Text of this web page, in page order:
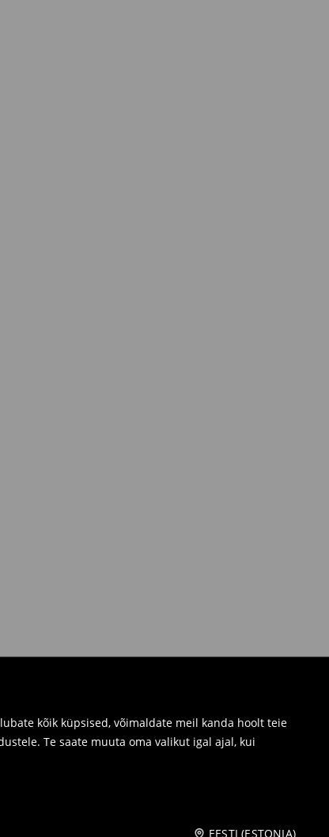
kõik küpsised, võimaldate meil kanda hoolt teie
Te saate muuta oma valikut igal ajal, kui
EESTI (ESTONIA)